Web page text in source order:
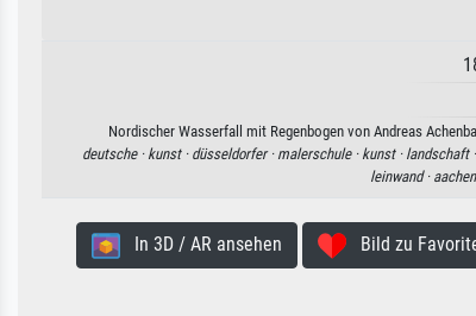
Nordischer Wasserfall mit Regenbogen von Andreas
deutsche · kunst · düsseldorfer · malerschule · kunst · landschaft ·
leinwand ·
In 3D / AR ansehen Bild zu